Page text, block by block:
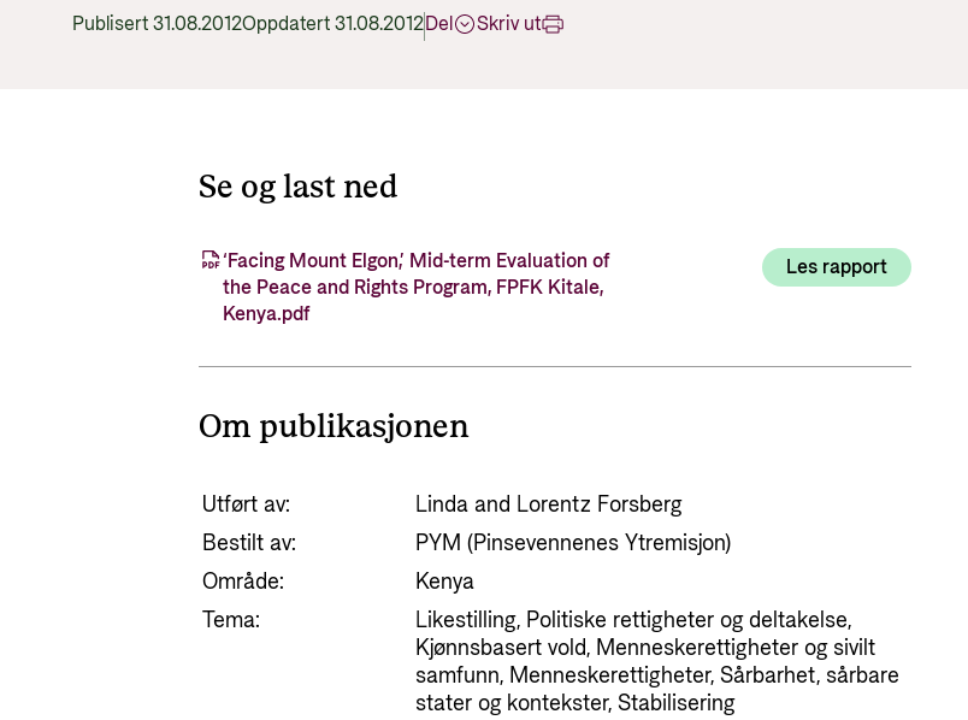
Publisert 31.08.2012Oppdatert 31.08.2012Del Skriv ut
Se og last ned
‘Facing Mount Elgon,’ Mid-term Evaluation of
the Peace and Rights Program, FPFK Kitale,
Kenya.pdf
Les rapport
Om publikasjonen
Utført av:
Linda and Lorentz Forsberg
Bestilt av:
PYM (Pinsevennenes Ytremisjon)
Område:
Kenya
Tema:
Likestilling, Politiske rettigheter og deltakelse,
Kjønnsbasert vold, Menneskerettigheter og sivilt
samfunn, Menneskerettigheter, Sårbarhet, sårbare
stater og kontekster, Stabilisering